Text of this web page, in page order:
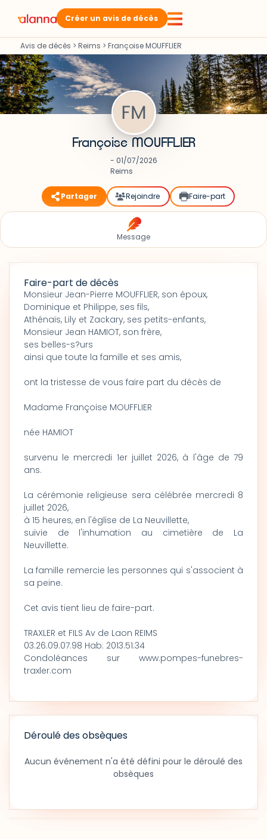
Créer un avis de décès
Avis de décès > Reims > Françoise MOUFFLIER
Françoise MOUFFLIER
- 01/07/2026
Reims
Partager Rejoindre Faire-part
Message
Faire-part de décès
Monsieur Jean-Pierre MOUFFLIER, son époux,
Dominique et Philippe, ses fils,
Athénaïs, Lily et Zackary, ses petits-enfants,
Monsieur Jean HAMIOT, son frère,
ses belles-s?urs
ainsi que toute la famille et ses amis,
ont la tristesse de vous faire part du décès de
Madame Françoise MOUFFLIER
née HAMIOT
survenu le mercredi 1er juillet 2026, à l'âge de 79
ans.
La cérémonie religieuse sera célébrée mercredi 8
juillet 2026,
à 15 heures, en l'église de La Neuvillette,
suivie de l'inhumation au cimetière de La
Neuvillette.
La famille remercie les personnes qui s'associent à
sa peine.
Cet avis tient lieu de faire-part.
TRAXLER et FILS Av de Laon REIMS
03.26.09.07.98 Hab: 2013.51.34
Condoléances sur www.pompes-funebres-
traxler.com
Déroulé des obsèques
Aucun événement n'a été défini pour le déroulé des
obsèques